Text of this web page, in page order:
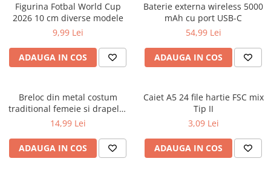
Figurina Fotbal World Cup
2026 10 cm diverse modele
9,99 Lei
ADAUGA IN COS
Baterie externa wireless 5000
mAh cu port USB-C
54,99 Lei
ADAUGA IN COS
Breloc din metal costum
traditional femeie si drapelul
Romaniei 9 cm
14,99 Lei
ADAUGA IN COS
Caiet A5 24 file hartie FSC mix
Tip II
3,09 Lei
ADAUGA IN COS